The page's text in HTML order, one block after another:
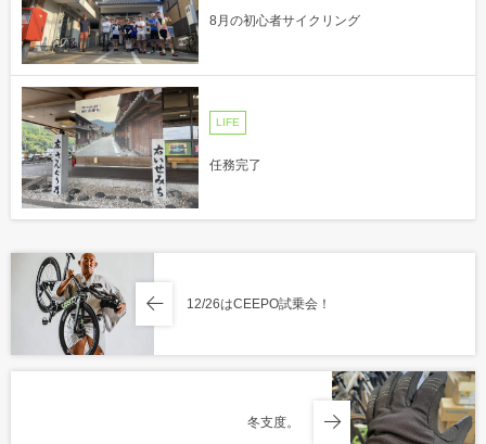
8月の初心者サイクリング
LIFE
任務完了
12/26はCEEPO試乗会！
冬支度。